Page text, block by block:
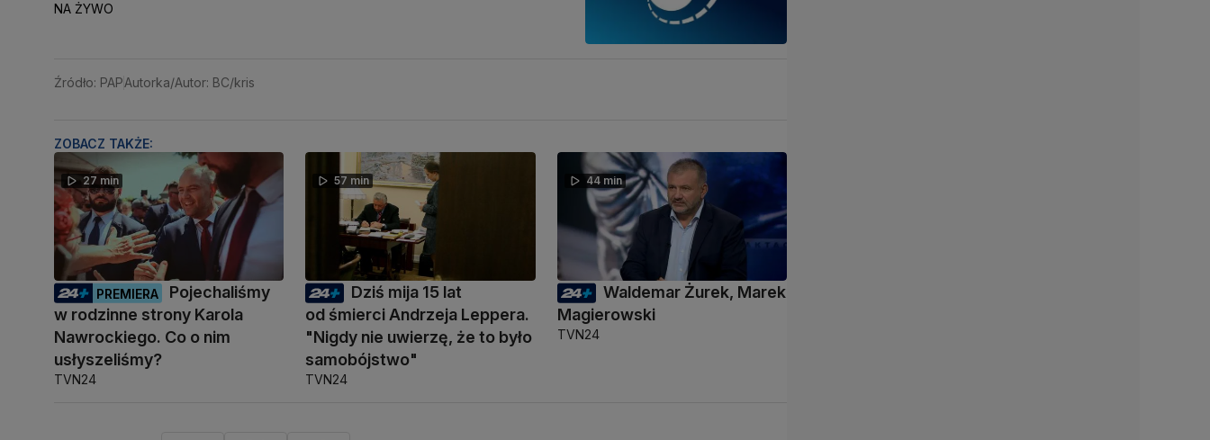
NA ŻYWO
Źródło: PAPAutorka/Autor: BC/kris
ZOBACZ TAKŻE:
27 min
PREMIERA
Pojechaliśmy
w rodzinne strony Karola
Nawrockiego. Co o nim
usłyszeliśmy?
TVN24
57 min
Dziś mija 15 lat
od śmierci Andrzeja Leppera.
"Nigdy nie uwierzę, że to było
samobójstwo"
TVN24
44 min
Waldemar Żurek, Marek
Magierowski
TVN24